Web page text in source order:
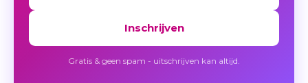
Inschrijven
Gratis & geen spam - uitschrijven kan altijd.